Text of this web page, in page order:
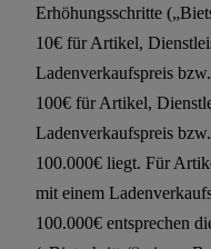
Erhöhungsschritte
10€ für Artikel,
Ladenverkaufspreis
100€ für Artikel,
Ladenverkaufspreis
100.000€ liegt. Für
mit einem
100.000€ entsprechen